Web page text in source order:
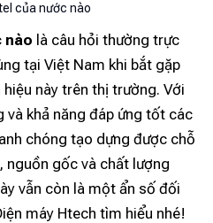
của nước nào
nào là câu hỏi thường trực
tại Việt Nam khi bắt gặp
này trên thị trường. Với
và khả năng đáp ứng tốt các
chóng tạo dựng được chỗ
nguồn gốc và chất lượng
vẫn còn là một ẩn số đối
máy Htech tìm hiểu nhé!